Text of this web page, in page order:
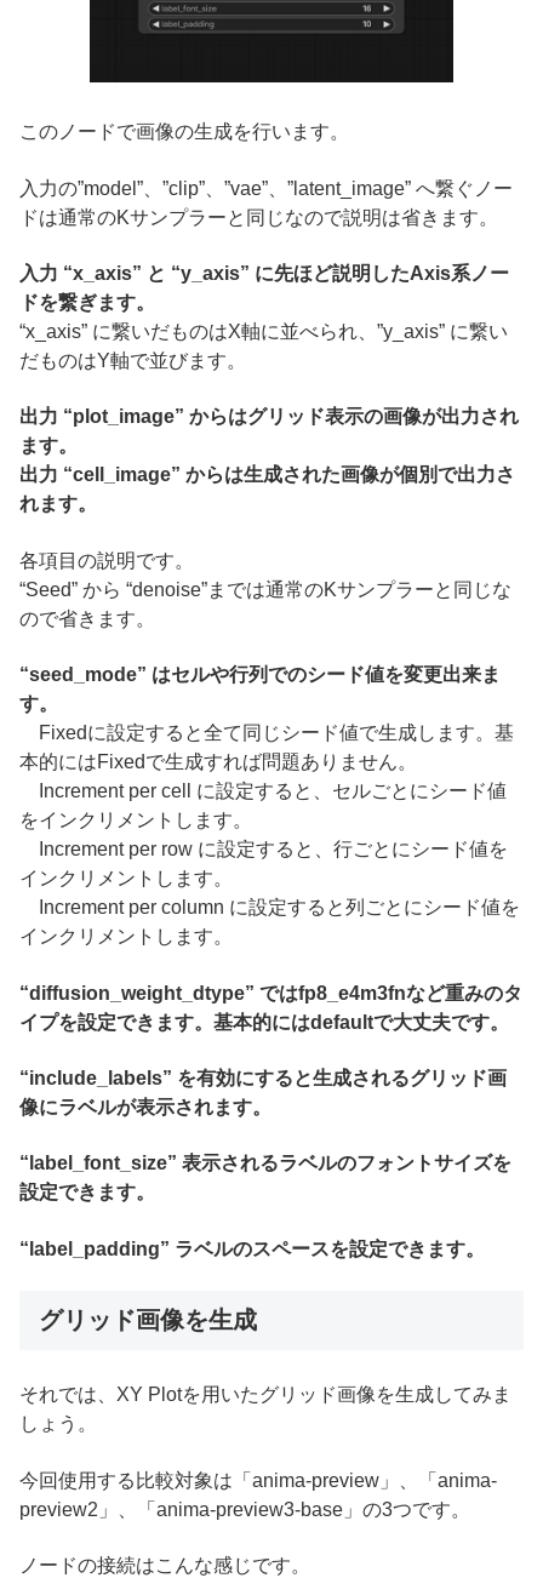
このノードで画像の生成を行います。
入力の”model”、”clip”、”vae”、”latent_image” へ繋ぐノー
ドは通常のKサンプラーと同じなので説明は省きます。
入力 “x_axis” と “y_axis” に先ほど説明したAxis系ノー
ドを繋ぎます。
“x_axis” に繋いだものはX軸に並べられ、”y_axis” に繋い
だものはY軸で並びます。
出力 “plot_image” からはグリッド表示の画像が出力され
ます。
出力 “cell_image” からは生成された画像が個別で出力さ
れます。
各項目の説明です。
“Seed” から “denoise”までは通常のKサンプラーと同じな
ので省きます。
“seed_mode” はセルや行列でのシード値を変更出来ま
す。
Fixedに設定すると全て同じシード値で生成します。基
本的にはFixedで生成すれば問題ありません。
Increment per cell に設定すると、セルごとにシード値
をインクリメントします。
Increment per row に設定すると、行ごとにシード値を
インクリメントします。
Increment per column に設定すると列ごとにシード値を
インクリメントします。
“diffusion_weight_dtype” ではfp8_e4m3fnなど重みのタ
イプを設定できます。基本的にはdefaultで大丈夫です。
“include_labels” を有効にすると生成されるグリッド画
像にラベルが表示されます。
“label_font_size” 表示されるラベルのフォントサイズを
設定できます。
“label_padding” ラベルのスペースを設定できます。
グリッド画像を生成
それでは、XY Plotを用いたグリッド画像を生成してみま
しょう。
今回使用する比較対象は「anima-preview」、「anima-
preview2」、「anima-preview3-base」の3つです。
ノードの接続はこんな感じです。